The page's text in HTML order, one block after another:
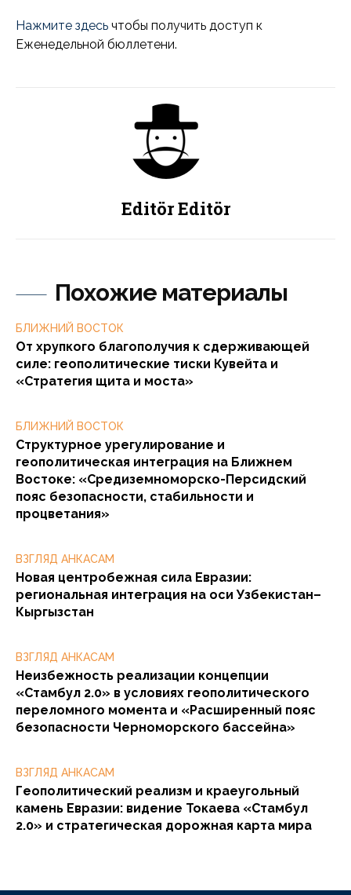
Похожие материалы
БЛИЖНИЙ ВОСТОК
От хрупкого благополучия к сдерживающей
силе: геополитические тиски Кувейта и
«Стратегия щита и моста»
БЛИЖНИЙ ВОСТОК
Структурное урегулирование и
геополитическая интеграция на Ближнем
Востоке: «Средиземноморско-Персидский
пояс безопасности, стабильности и
процветания»
ВЗГЛЯД АНКАСАМ
Новая центробежная сила Евразии:
региональная интеграция на оси Узбекистан–
Кыргызстан
ВЗГЛЯД АНКАСАМ
Неизбежность реализации концепции
«Стамбул 2.0» в условиях геополитического
переломного момента и «Расширенный пояс
безопасности Черноморского бассейна»
ВЗГЛЯД АНКАСАМ
Геополитический реализм и краеугольный
камень Евразии: видение Токаева «Стамбул
2.0» и стратегическая дорожная карта мира
Нажмите здесь чтобы получить доступ к
Еженедельной бюллетени.
Editör Editör